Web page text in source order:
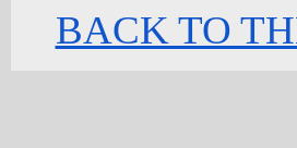
BACK TO